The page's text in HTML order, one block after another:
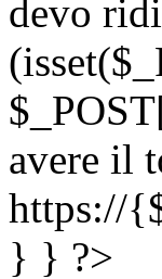
devo
avere il
https://
} } ?>